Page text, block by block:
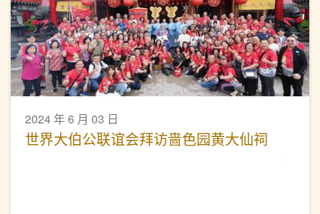
2024 年 6 月 03 日
世界大伯公联谊会拜访啬色园黄大仙祠